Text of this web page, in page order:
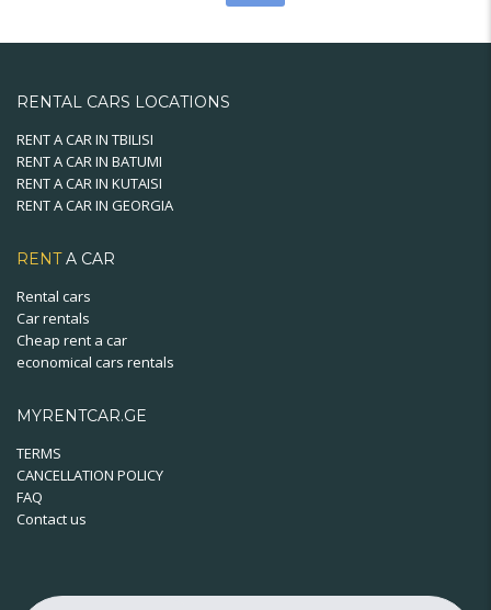
выбрать
RENTAL CARS LOCATIONS
RENT A CAR IN TBILISI
RENT A CAR IN BATUMI
RENT A CAR IN KUTAISI
RENT A CAR IN GEORGIA
RENTA CAR
Rental cars
Car rentals
Cheap rent a car
economical cars rentals
MYRENTCAR.GE
TERMS
CANCELLATION POLICY
FAQ
Contact us